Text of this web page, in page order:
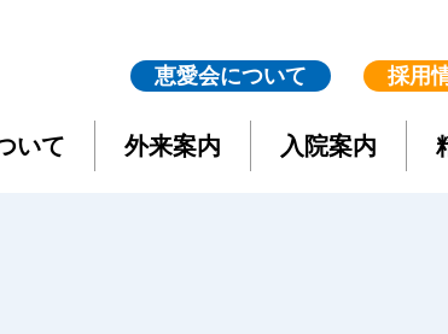
恵愛会について 採用
いて 外来案内 入院案内